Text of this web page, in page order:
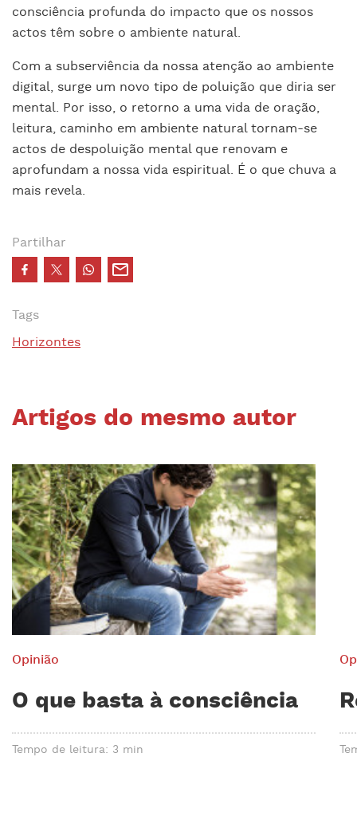
consciência profunda do impacto que os nossos
actos têm sobre o ambiente natural.
Com a subserviência da nossa atenção ao ambiente
digital, surge um novo tipo de poluição que diria ser
mental. Por isso, o retorno a uma vida de oração,
leitura, caminho em ambiente natural tornam-se
actos de despoluição mental que renovam e
aprofundam a nossa vida espiritual. É o que chuva a
mais revela.
Partilhar
Tags
Horizontes
Artigos do mesmo autor
Opinião
O que basta à consciência
Tempo de leitura: 3 min